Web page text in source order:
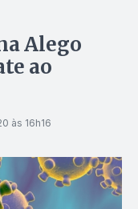
Alego
ao
às 16h16